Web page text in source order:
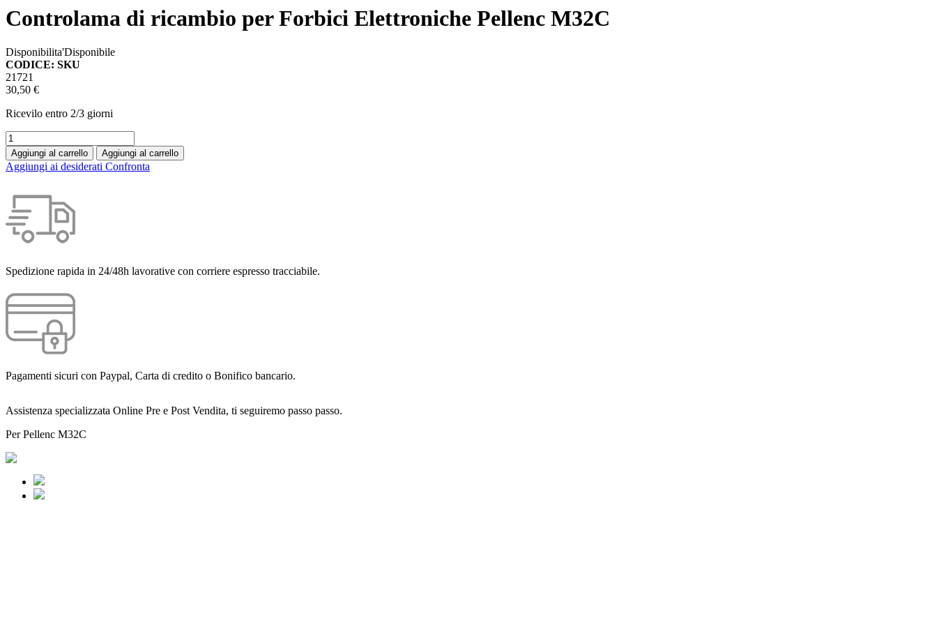
Controlama di ricambio per Forbici Elettroniche Pellenc M32C
Disponibilita'Disponibile
CODICE: SKU
21721
30,50 €
Ricevilo entro 2/3 giorni
Aggiungi al carrello Aggiungi al carrello
Aggiungi ai desiderati Confronta
Spedizione rapida in 24/48h lavorative con corriere espresso tracciabile.
Pagamenti sicuri con Paypal, Carta di credito o Bonifico bancario.
Assistenza specializzata Online Pre e Post Vendita, ti seguiremo passo passo.
Per Pellenc M32C